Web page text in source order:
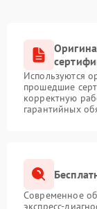
Используются
прошедшие
корректную
гарантийных
Современное
экспресс-